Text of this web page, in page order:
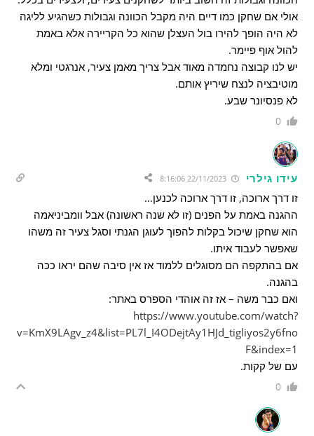
אולי אם שחקן כמו דיים היה מקבל הכוונה וגבולות כשהגיע לליגה
לא היה הופך להירו בול העצלן שהוא כל הקריירה אלא באמת
להול אוף פיימר.
יש לנו קבוצה נחמדה מאוד אבל צריך מאמן צעיר, אנרגטי ומלא
מוטיבציה לנצח שיריץ אותם.
לא פנסיונר שבע.
0
עידו גילרי 22/11/2023 8:16:06
זו דרך ארוכה, זו דרך ארוכה לכנען…
ההגנה באמת על הפנים (זו לא שנה ראשונה) אבל וומביניאמה
הוא שחקן שיכול בקלות להפוך לעוגן הגנתי וסגל צעיר זה משהו
שאפשר לעבוד איתו.
אם בהתקפה הם מסוגלים ללמוד אז אין סיבה שהם יראו ככה
בהגנה.
ואם כבר משה – אז זה אוהדי הספרס באתר:
https://www.youtube.com/watch?
v=KmX9LAgv_z4&list=PL7l_I4ODejtAy1HJd_tigliyos2y6fno
F&index=1
עם של קקות.
0